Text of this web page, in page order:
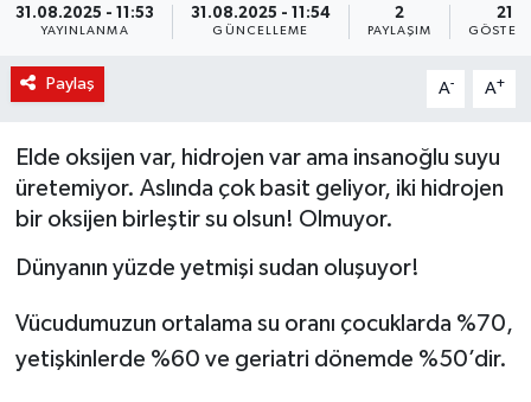
31.08.2025 - 11:53
YAYINLANMA
31.08.2025 - 11:54
GÜNCELLEME
2
PAYLAŞIM
21
Paylaş A- A+
Elde oksijen var, hidrojen var ama insanoğlu suyu
üretemiyor. Aslında çok basit geliyor, iki hidrojen
bir oksijen birleştir su olsun! Olmuyor.
Dünyanın yüzde yetmişi sudan oluşuyor!
Vücudumuzun ortalama su oranı çocuklarda %70,
yetişkinlerde %60 ve geriatri dönemde %50’dir.
Sağlık
Siyaset
Türkiye
Yaşam
YEREL